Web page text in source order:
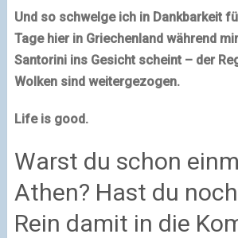
Und so schwelge ich in Dankbarkeit
Tage hier in Griechenland während
Santorini ins Gesicht scheint – der
Wolken sind weitergezogen.
Life is good.
Warst du schon
Athen? Hast du
Rein damit in die